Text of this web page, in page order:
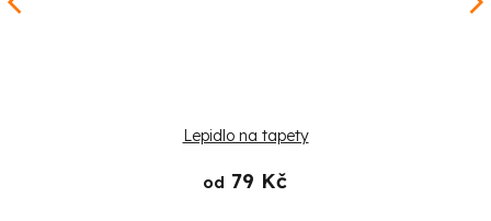
Lepidlo na tapety
od 79 Kč